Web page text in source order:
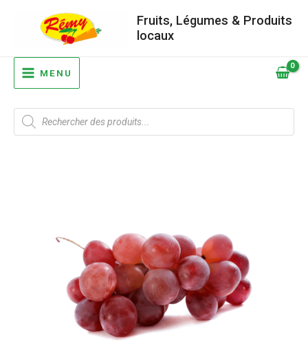
Fruits, Légumes & Produits
locaux
MAIN
MENU
MENU
Recherche
de
produits